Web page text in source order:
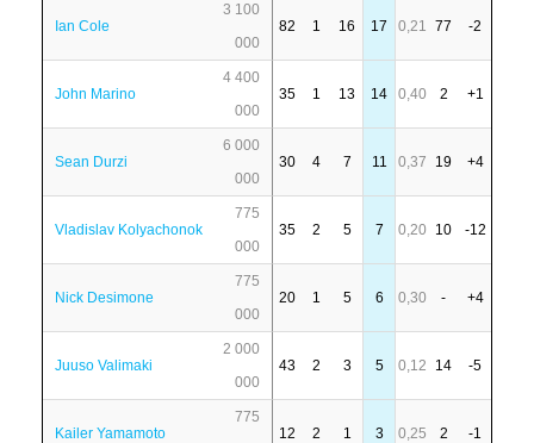
Ian Cole
3 100
000
82 1 16 17 0,21 77 -2
John Marino
4 400
000
35 1 13 14 0,40 2 +1
Sean Durzi
6 000
000
30 4 7 11 0,37 19 +4
Vladislav Kolyachonok
775
000
35 2 5 7 0,20 10 -12
Nick Desimone
775
000
20 1 5 6 0,30 - +4
Juuso Valimaki
2 000
000
43 2 3 5 0,12 14 -5
Kailer Yamamoto
775
12 2 1 3 0,25 2 -1